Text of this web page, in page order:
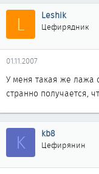
L Leshik
Цефирядник
01.11.2007
У меня такая же лажа
странно получается,
K kb8
Цефирянин